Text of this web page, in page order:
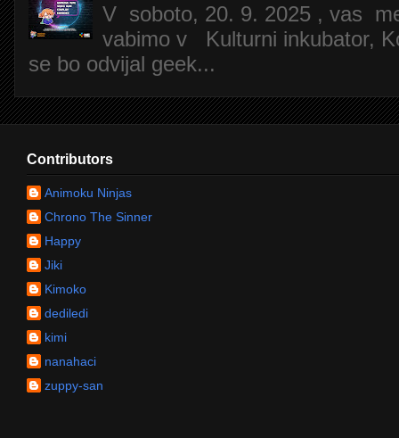
V soboto, 20. 9. 2025 , vas
vabimo v Kulturni inkubator,
se bo odvijal geek...
Contributors
Animoku Ninjas
Chrono The Sinner
Happy
Jiki
Kimoko
dediledi
kimi
nanahaci
zuppy-san